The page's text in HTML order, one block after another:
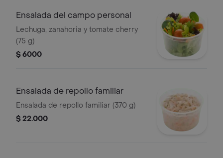
Ensalada del campo personal
Lechuga, zanahoria y tomate cherry
(75 g)
$ 6000
Ensalada de repollo familiar
Ensalada de repollo familiar (370 g)
$ 22.000